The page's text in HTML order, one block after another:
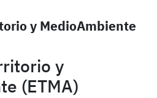
y MedioAmbiente
y
(ETMA)